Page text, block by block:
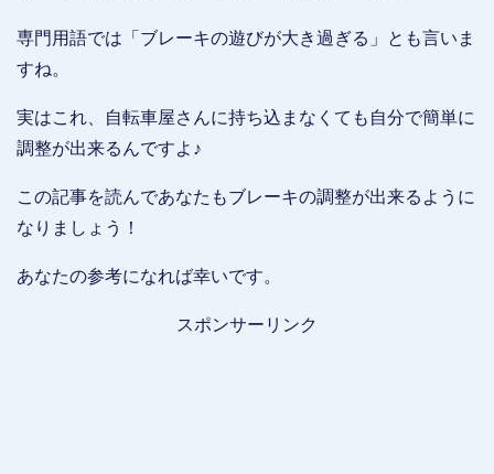
専門用語では「ブレーキの遊びが大き過ぎる」とも言いま
すね。
実はこれ、自転車屋さんに持ち込まなくても自分で簡単に
調整が出来るんですよ♪
この記事を読んであなたもブレーキの調整が出来るように
なりましょう！
あなたの参考になれば幸いです。
スポンサーリンク